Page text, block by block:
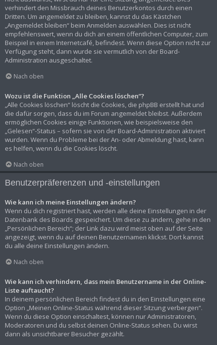
verhindert den Missbrauch deines Benutzerkontos durch einen
Dritten. Um angemeldet zu bleiben, kannst du das Kästchen
„Angemeldet bleiben“ beim Anmelden auswählen. Dies ist nicht
empfehlenswert, wenn du dich an einem öffentlichen Computer, zum
Beispiel in einem Internetcafé, befindest. Wenn diese Option nicht zur
Verfügung steht, dann wurde sie vermutlich von der Board-
Administration ausgeschaltet.
Nach oben
Wozu ist die Funktion „Alle Cookies löschen“?
„Alle Cookies löschen“ löscht die Cookies, die phpBB erstellt hat und
die dafür sorgen, dass du im Forum angemeldet bleibst. Außerdem
ermöglichen Cookies einige Funktionen, wie beispielsweise den
„Gelesen“-Status – sofern sie von der Board-Administration aktiviert
wurden. Wenn du Probleme bei der An- oder Abmeldung hast, kann
es helfen, wenn du die Cookies löscht.
Nach oben
Benutzerpräferenzen und -einstellungen
Wie kann ich meine Einstellungen ändern?
Wenn du dich registriert hast, werden alle deine Einstellungen in der
Datenbank des Boards gespeichert. Um diese zu ändern, gehe in den
„Persönlichen Bereich“; der Link dazu wird meist oben auf der Seite
angezeigt, wenn du auf deinen Benutzernamen klickst. Dort kannst
du alle deine Einstellungen ändern.
Nach oben
Wie kann ich verhindern, dass mein Benutzername in der Online-
Liste auftaucht?
In deinem persönlichen Bereich findest du in den Einstellungen eine
Option „Meinen Online-Status während dieser Sitzung verbergen“.
Wenn du diese Option einschaltest, können nur Administratoren,
Moderatoren und du selbst deinen Online-Status sehen. Du wirst
dann als unsichtbarer Besucher gezählt.